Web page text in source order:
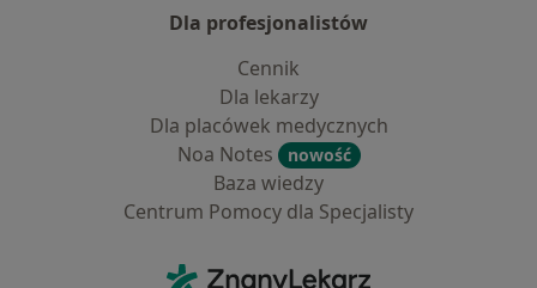
Dla profesjonalistów
Cennik
Dla lekarzy
Dla placówek medycznych
Noa Notes
nowość
Baza wiedzy
Centrum Pomocy dla Specjalisty
ZnanyLekarz - Strona główna